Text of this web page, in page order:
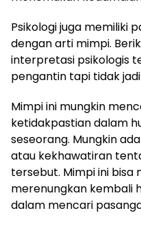
Psikologi juga memiliki
dengan arti mimpi.
interpretasi psikologis
pengantin tapi tidak
Mimpi ini mungkin
ketidakpastian dalam
seseorang. Mungkin
atau kekhawatiran
tersebut. Mimpi ini bisa
merenungkan kembali
dalam mencari